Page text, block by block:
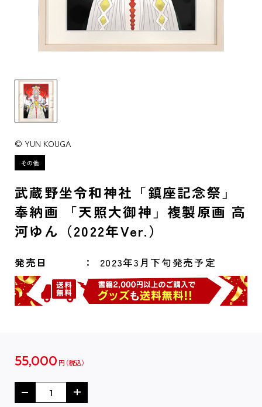
© YUN KOUGA
武蔵野坐令和神社「鎮座記念祭」
奉納画 「天照大御神」複製原画 高
河ゆん（2022年Ver.）
発売日 2023年3月下旬発売予定
55,000 円